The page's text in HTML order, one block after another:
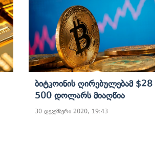
Ბიტკოინის Ღირებულებამ $28
500 Დოლარს Მიაღწია
30 დეკემბერი 2020, 19:43